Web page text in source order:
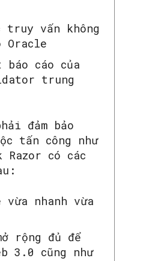
truy vấn không
Oracle
báo cáo của
trung
đảm bảo
tấn công như
Razor có các
vừa nhanh vừa
rộng đủ để
3.0 cũng như